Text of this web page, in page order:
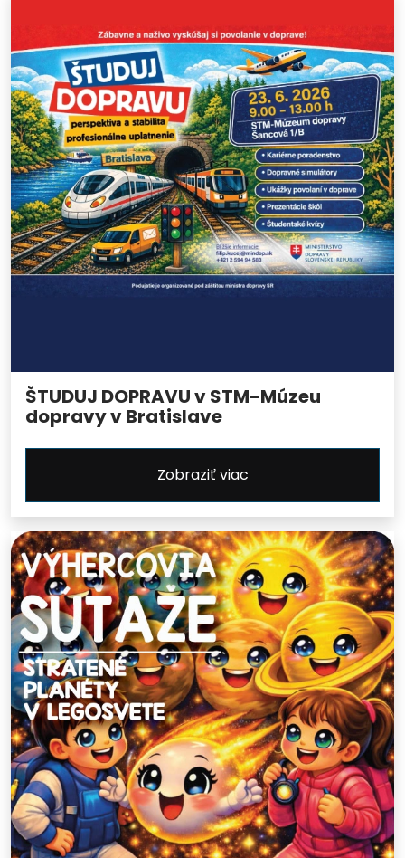
ŠTUDUJ DOPRAVU v STM-Múzeu
dopravy v Bratislave
Zobraziť viac